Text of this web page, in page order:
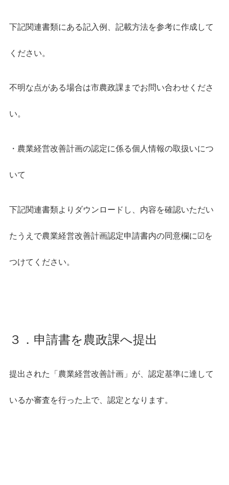
下記関連書類にある記入例、記載方法を参考に作成して
ください。
不明な点がある場合は市農政課までお問い合わせくださ
い。
・農業経営改善計画の認定に係る個人情報の取扱いにつ
いて
下記関連書類よりダウンロードし、内容を確認いただい
たうえで農業経営改善計画認定申請書内の同意欄に☑を
つけてください。
３．申請書を農政課へ提出
提出された「農業経営改善計画」が、認定基準に達して
いるか審査を行った上で、認定となります。